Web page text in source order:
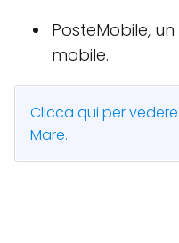
PosteMobile,
mobile.
Clicca qui per
Mare.